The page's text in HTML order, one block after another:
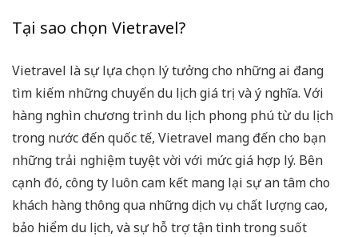
Tại sao chọn Vietravel?
Vietravel là sự lựa chọn lý tưởng cho những ai đang
tìm kiếm những chuyến du lịch giá trị và ý nghĩa. Với
hàng nghìn chương trình du lịch phong phú từ du lịch
trong nước đến quốc tế, Vietravel mang đến cho bạn
những trải nghiệm tuyệt vời với mức giá hợp lý. Bên
cạnh đó, công ty luôn cam kết mang lại sự an tâm cho
khách hàng thông qua những dịch vụ chất lượng cao,
bảo hiểm du lịch, và sự hỗ trợ tận tình trong suốt